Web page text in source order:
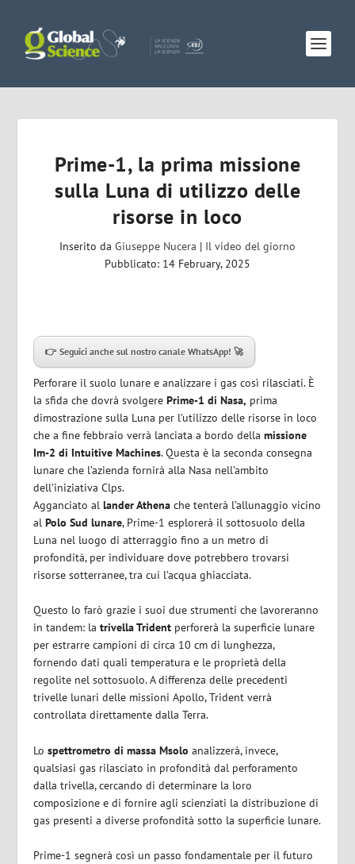
Prime-1, la prima missione
sulla Luna di utilizzo delle
risorse in loco
Inserito da Giuseppe Nucera | Il video del giorno
Pubblicato: 14 February, 2025
👉 Seguici anche sul nostro canale WhatsApp! 🚀
Perforare il suolo lunare e analizzare i gas così rilasciati. È
la sfida che dovrà svolgerePrime-1 di Nasa, prima
dimostrazione sulla Luna per l’utilizzo delle risorse in loco
che a fine febbraio verrà lanciata a bordo dellamissione
Im-2 di Intuitive Machines. Questa è la seconda consegna
lunare che l’azienda fornirà alla Nasa nell’ambito
dell’iniziativa Clps.
Agganciato allander Athena che tenterà l’allunaggio vicino
alPolo Sud lunare, Prime-1 esplorerà il sottosuolo della
Luna nel luogo di atterraggio fino a un metro di
profondità, per individuare dove potrebbero trovarsi
risorse sotterranee, tra cui l’acqua ghiacciata.
Questo lo farò grazie i suoi due strumenti che lavoreranno
in tandem: latrivella Trident perforerà la superficie lunare
per estrarre campioni di circa 10 cm di lunghezza,
fornendo dati quali temperatura e le proprietà della
regolite nel sottosuolo. A differenza delle precedenti
trivelle lunari delle missioni Apollo, Trident verrà
controllata direttamente dalla Terra.
Lospettrometro di massa Msolo analizzerà, invece,
qualsiasi gas rilasciato in profondità dal perforamento
dalla trivella, cercando di determinare la loro
composizione e di fornire agli scienziati la distribuzione di
gas presenti a diverse profondità sotto la superficie lunare.
Prime-1 segnerà così un passo fondamentale per il futuro